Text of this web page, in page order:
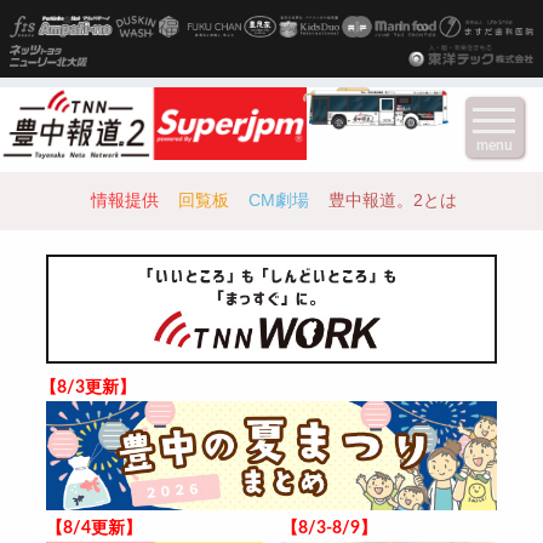
情報提供 回覧板 CM劇場 豊中報道。2とは
【8/3更新】
【8/4更新】 【8/3-8/9】
menu